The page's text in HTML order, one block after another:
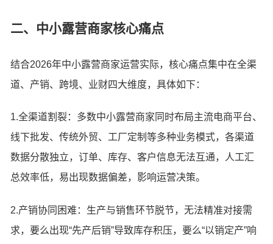
二、中小露营商家核心痛点
结合2026年中小露营商家运营实际，核心痛点集中在全渠
道、产销、跨境、业财四大维度，具体如下：
1.全渠道割裂：多数中小露营商家同时布局主流电商平台、
线下批发、传统外贸、工厂定制等多种业务模式，各渠道
数据分散独立，订单、库存、客户信息无法互通，人工汇
总效率低，易出现数据偏差，影响运营决策。
2.产销协同困难：生产与销售环节脱节，无法精准对接需
求，要么出现“先产后销”导致库存积压，要么“以销定产”响